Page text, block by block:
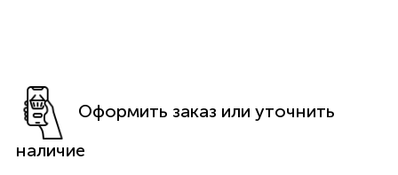
Оформить заказ или уточнить
наличие